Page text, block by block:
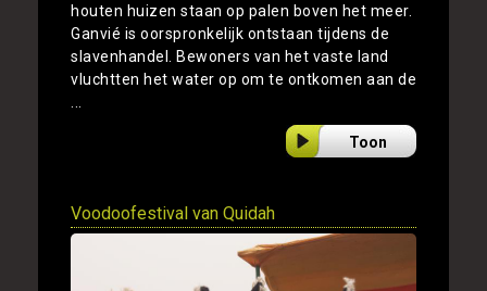
houten huizen staan op palen boven het meer.
Ganvié is oorspronkelijk ontstaan tijdens de
slavenhandel. Bewoners van het vaste land
vluchtten het water op om te ontkomen aan de
Toon
Voodoofestival van Quidah